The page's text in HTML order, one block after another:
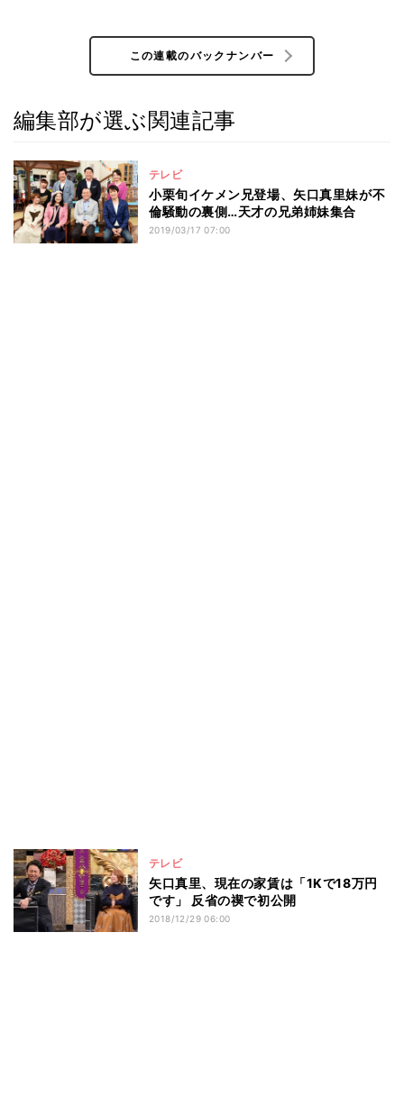
この連載のバックナンバー
編集部が選ぶ関連記事
テレビ
小栗旬イケメン兄登場、矢口真里妹が不
倫騒動の裏側…天才の兄弟姉妹集合
2019/03/17 07:00
テレビ
矢口真里、現在の家賃は「1Kで18万円
です」 反省の禊で初公開
2018/12/29 06:00